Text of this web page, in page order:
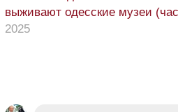
выживают одесские музеи
2025